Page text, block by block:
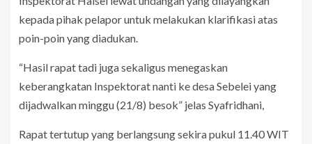
kepada pihak pelapor untuk melakukan klarifikasi atas
poin-poin yang diadukan.
“Hasil rapat tadi juga sekaligus menegaskan
keberangkatan Inspektorat nanti ke desa Sebelei yang
dijadwalkan minggu (21/8) besok” jelas Syafridhani,
Rapat tertutup yang berlangsung sekira pukul 11.40 WIT